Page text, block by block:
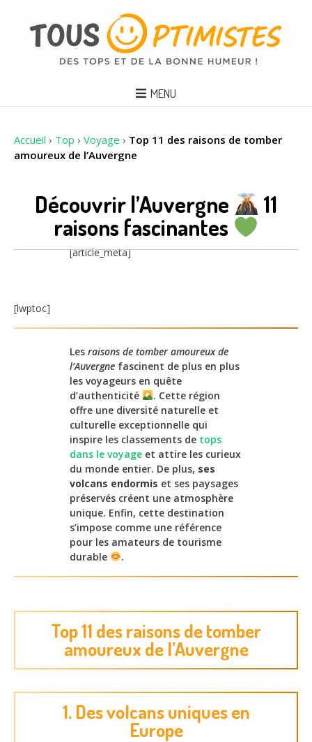
MENU
Accueil › Top › Voyage › Top 11 des raisons de tomber
amoureux de l’Auvergne
Découvrir l’Auvergne
11
raisons fascinantes
[article_meta]
[lwptoc]
Les raisons de tomber amoureux de
l’Auvergne fascinent de plus en plus
les voyageurs en quête
d’authenticité
. Cette région
offre une diversité naturelle et
culturelle exceptionnelle qui
inspire les classements de tops
dans le voyage et attire les curieux
du monde entier. De plus, ses
volcans endormis et ses paysages
préservés créent une atmosphère
unique. Enfin, cette destination
s’impose comme une référence
pour les amateurs de tourisme
durable
.
Top 11 des raisons de tomber
amoureux de l’Auvergne
1. Des volcans uniques en
Europe